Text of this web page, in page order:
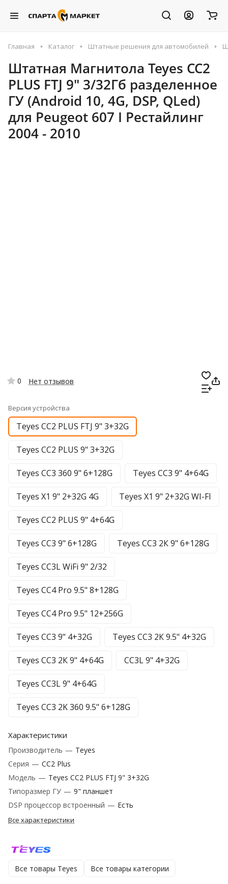
Главная Каталог Штатные решения для автомобилей
Штатная Магнитола Teyes CC2
PLUS FTJ 9" 3/32Гб разделенное
ГУ (Android 10, 4G, DSP, QLed)
для Peugeot 607 I Рестайлинг
2004 - 2010
0 Нет отзывов
Версия устройства
Teyes CC2 PLUS FTJ 9" 3+32G
Teyes CC2 PLUS 9" 3+32G
Teyes CC3 360 9" 6+128G Teyes CC3 9" 4+64G
Teyes X1 9" 2+32G 4G Teyes X1 9" 2+32G WI-FI
Teyes CC2 PLUS 9" 4+64G
Teyes CC3 9" 6+128G Teyes CC3 2К 9" 6+128G
Teyes CC3L WiFi 9" 2/32
Teyes CC4 Pro 9.5" 8+128G
Teyes CC4 Pro 9.5" 12+256G
Teyes CC3 9" 4+32G Teyes CC3 2К 9.5" 4+32G
Teyes CC3 2К 9" 4+64G CC3L 9" 4+32G
Teyes CC3L 9" 4+64G
Teyes CC3 2K 360 9.5" 6+128G
Характеристики
Производитель — Teyes
Серия — CC2 Plus
Модель — Teyes CC2 PLUS FTJ 9" 3+32G
Типоразмер ГУ — 9" планшет
DSP процессор встроенный — Есть
Все характеристики
Все товары Teyes Все товары категории